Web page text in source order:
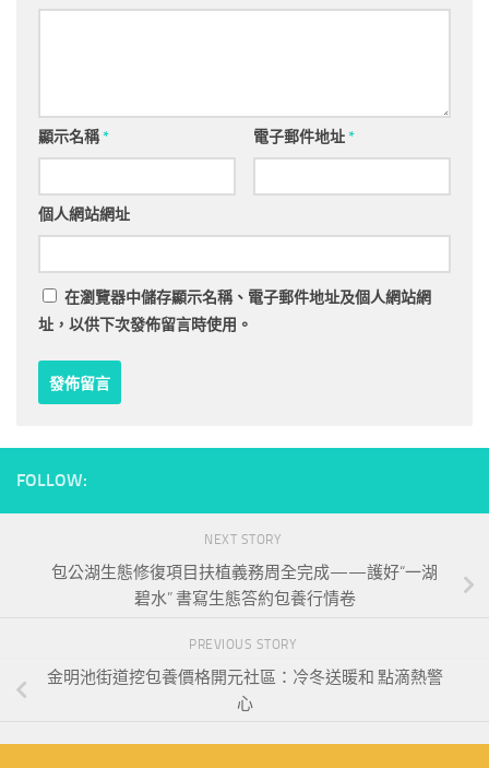
顯示名稱* 電子郵件地址*
個人網站網址
在瀏覽器中儲存顯示名稱、電子郵件地址及個人網站網
址，以供下次發佈留言時使用。
FOLLOW:
NEXT STORY
包公湖生態修復項目扶植義務周全完成——護好“一湖
碧水” 書寫生態答約包養行情卷
PREVIOUS STORY
金明池街道挖包養價格開元社區：冷冬送暖和 點滴熱警
心